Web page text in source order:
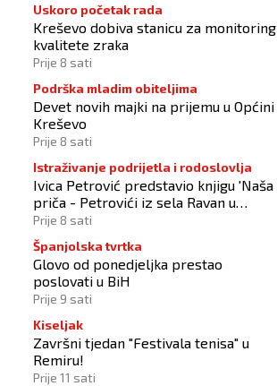
Uskoro početak rada
Kreševo dobiva stanicu za monitoring
kvalitete zraka
Prije 8 sati
Podrška mladim obiteljima
Devet novih majki na prijemu u Općini
Kreševo
Prije 8 sati
Istraživanje podrijetla i rodoslovlja
Ivica Petrović predstavio knjigu 'Naša
priča - Petrovići iz sela Ravan u
Busovači'
Prije 8 sati
Španjolska tvrtka
Glovo od ponedjeljka prestao
poslovati u BiH
Prije 9 sati
Kiseljak
Završni tjedan "Festivala tenisa" u
Remiru!
Prije 11 sati